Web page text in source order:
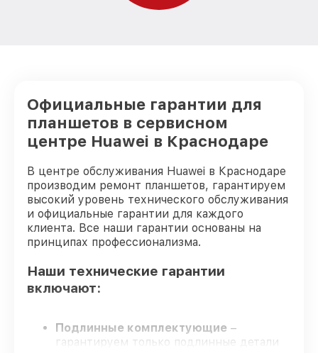
Официальные гарантии для
планшетов в сервисном
центре Huawei в Краснодаре
В центре обслуживания Huawei в Краснодаре
производим ремонт планшетов, гарантируем
высокий уровень технического обслуживания
и официальные гарантии для каждого
клиента. Все наши гарантии основаны на
принципах профессионализма.
Наши технические гарантии
включают:
Подлинные комплектующие –
гарантируем только подлинные детали